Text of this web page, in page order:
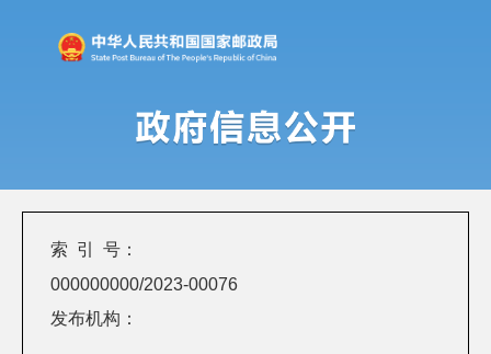
索 引 号：
000000000/2023-00076
发布机构：